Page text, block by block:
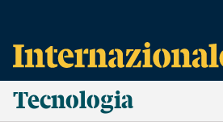
Tecnologia